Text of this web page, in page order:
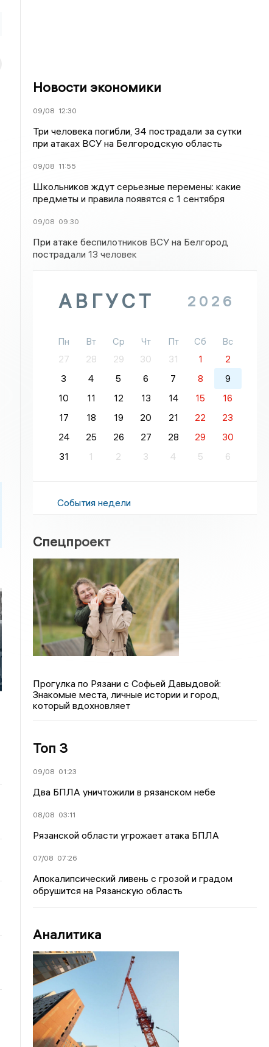
Новости экономики
09/08 12:30
Три человека погибли, 34 пострадали за сутки
при атаках ВСУ на Белгородскую область
09/08 11:55
Школьников ждут серьезные перемены: какие
предметы и правила появятся с 1 сентября
09/08 09:30
При атаке беспилотников ВСУ на Белгород
пострадали 13 человек
АВГУСТ 2026
Пн Вт Ср Чт Пт Сб
Вс
27
28 29 30 31 1
2
3
4 5 6 7 8
9
10
11 12 13 14 15
16
17
18 19 20 21 22
23
24
25 26 27 28 29
30
31
1 2 3 4 5 6
События недели
Спецпроект
Прогулка по Рязани с Софьей Давыдовой:
Знакомые места, личные истории и город,
который вдохновляет
Топ 3
09/08 01:23
Два БПЛА уничтожили в рязанском небе
08/08 03:11
Рязанской области угрожает атака БПЛА
07/08 07:26
Апокалипсический ливень с грозой и градом
обрушится на Рязанскую область
Аналитика